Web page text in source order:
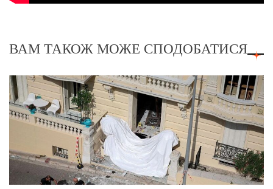
ВАМ ТАКОЖ МОЖЕ СПОДОБАТИСЯ